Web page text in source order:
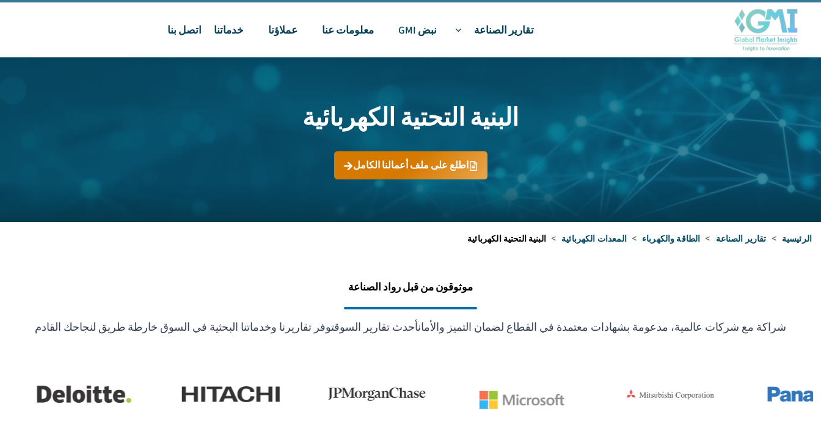
تقارير الصناعة نبض GMI معلومات عنا عملاؤنا خدماتنا اتصل بنا
البنية التحتية الكهربائية
اطلع على ملف أعمالنا الكامل
الرئيسية > تقارير الصناعة > الطاقة والكهرباء > المعدات الكهربائية > البنية التحتية الكهربائية
موثوقون من قبل رواد الصناعة
شراكة مع شركات عالمية، مدعومة بشهادات معتمدة في القطاع لضمان التميز والأمانأحدث تقارير السوقتوفر تقاريرنا وخدماتنا البحثية في السوق خارطة طريق لنجاحك القادم